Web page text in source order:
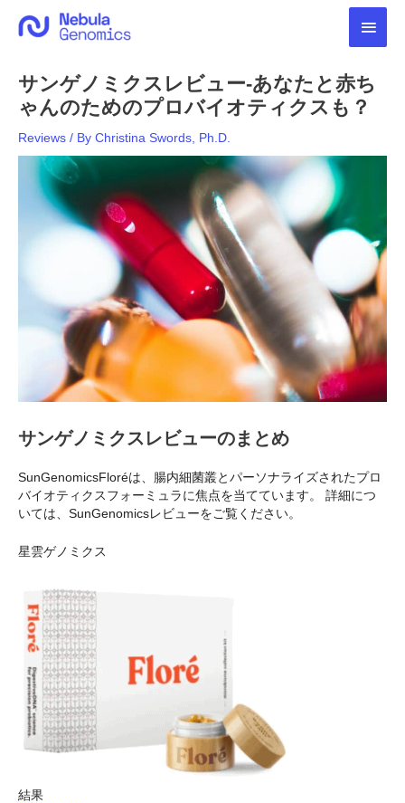
メ
ン
ニ
ー
サンゲノミクスレビュー-あなたと赤ち
ゃんのためのプロバイオティクスも？
Reviews / By Christina Swords, Ph.D.
サンゲノミクスレビューのまとめ
SunGenomicsFloréは、腸内細菌叢とパーソナライズされたプロ
バイオティクスフォーミュラに焦点を当てています。 詳細につ
いては、SunGenomicsレビューをご覧ください。
星雲ゲノミクス
結果